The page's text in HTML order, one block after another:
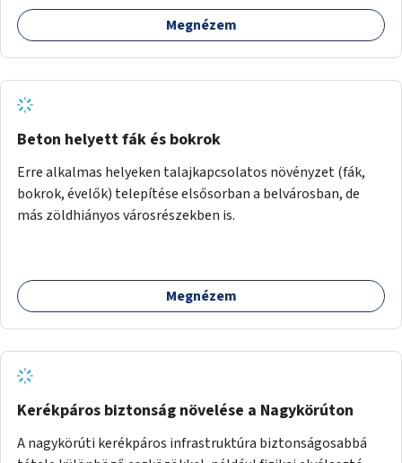
Megnézem
Beton helyett fák és bokrok
Erre alkalmas helyeken talajkapcsolatos növényzet (fák,
bokrok, évelők) telepítése elsősorban a belvárosban, de
más zöldhiányos városrészekben is.
Megnézem
Kerékpáros biztonság növelése a Nagykörúton
A nagykörúti kerékpáros infrastruktúra biztonságosabbá